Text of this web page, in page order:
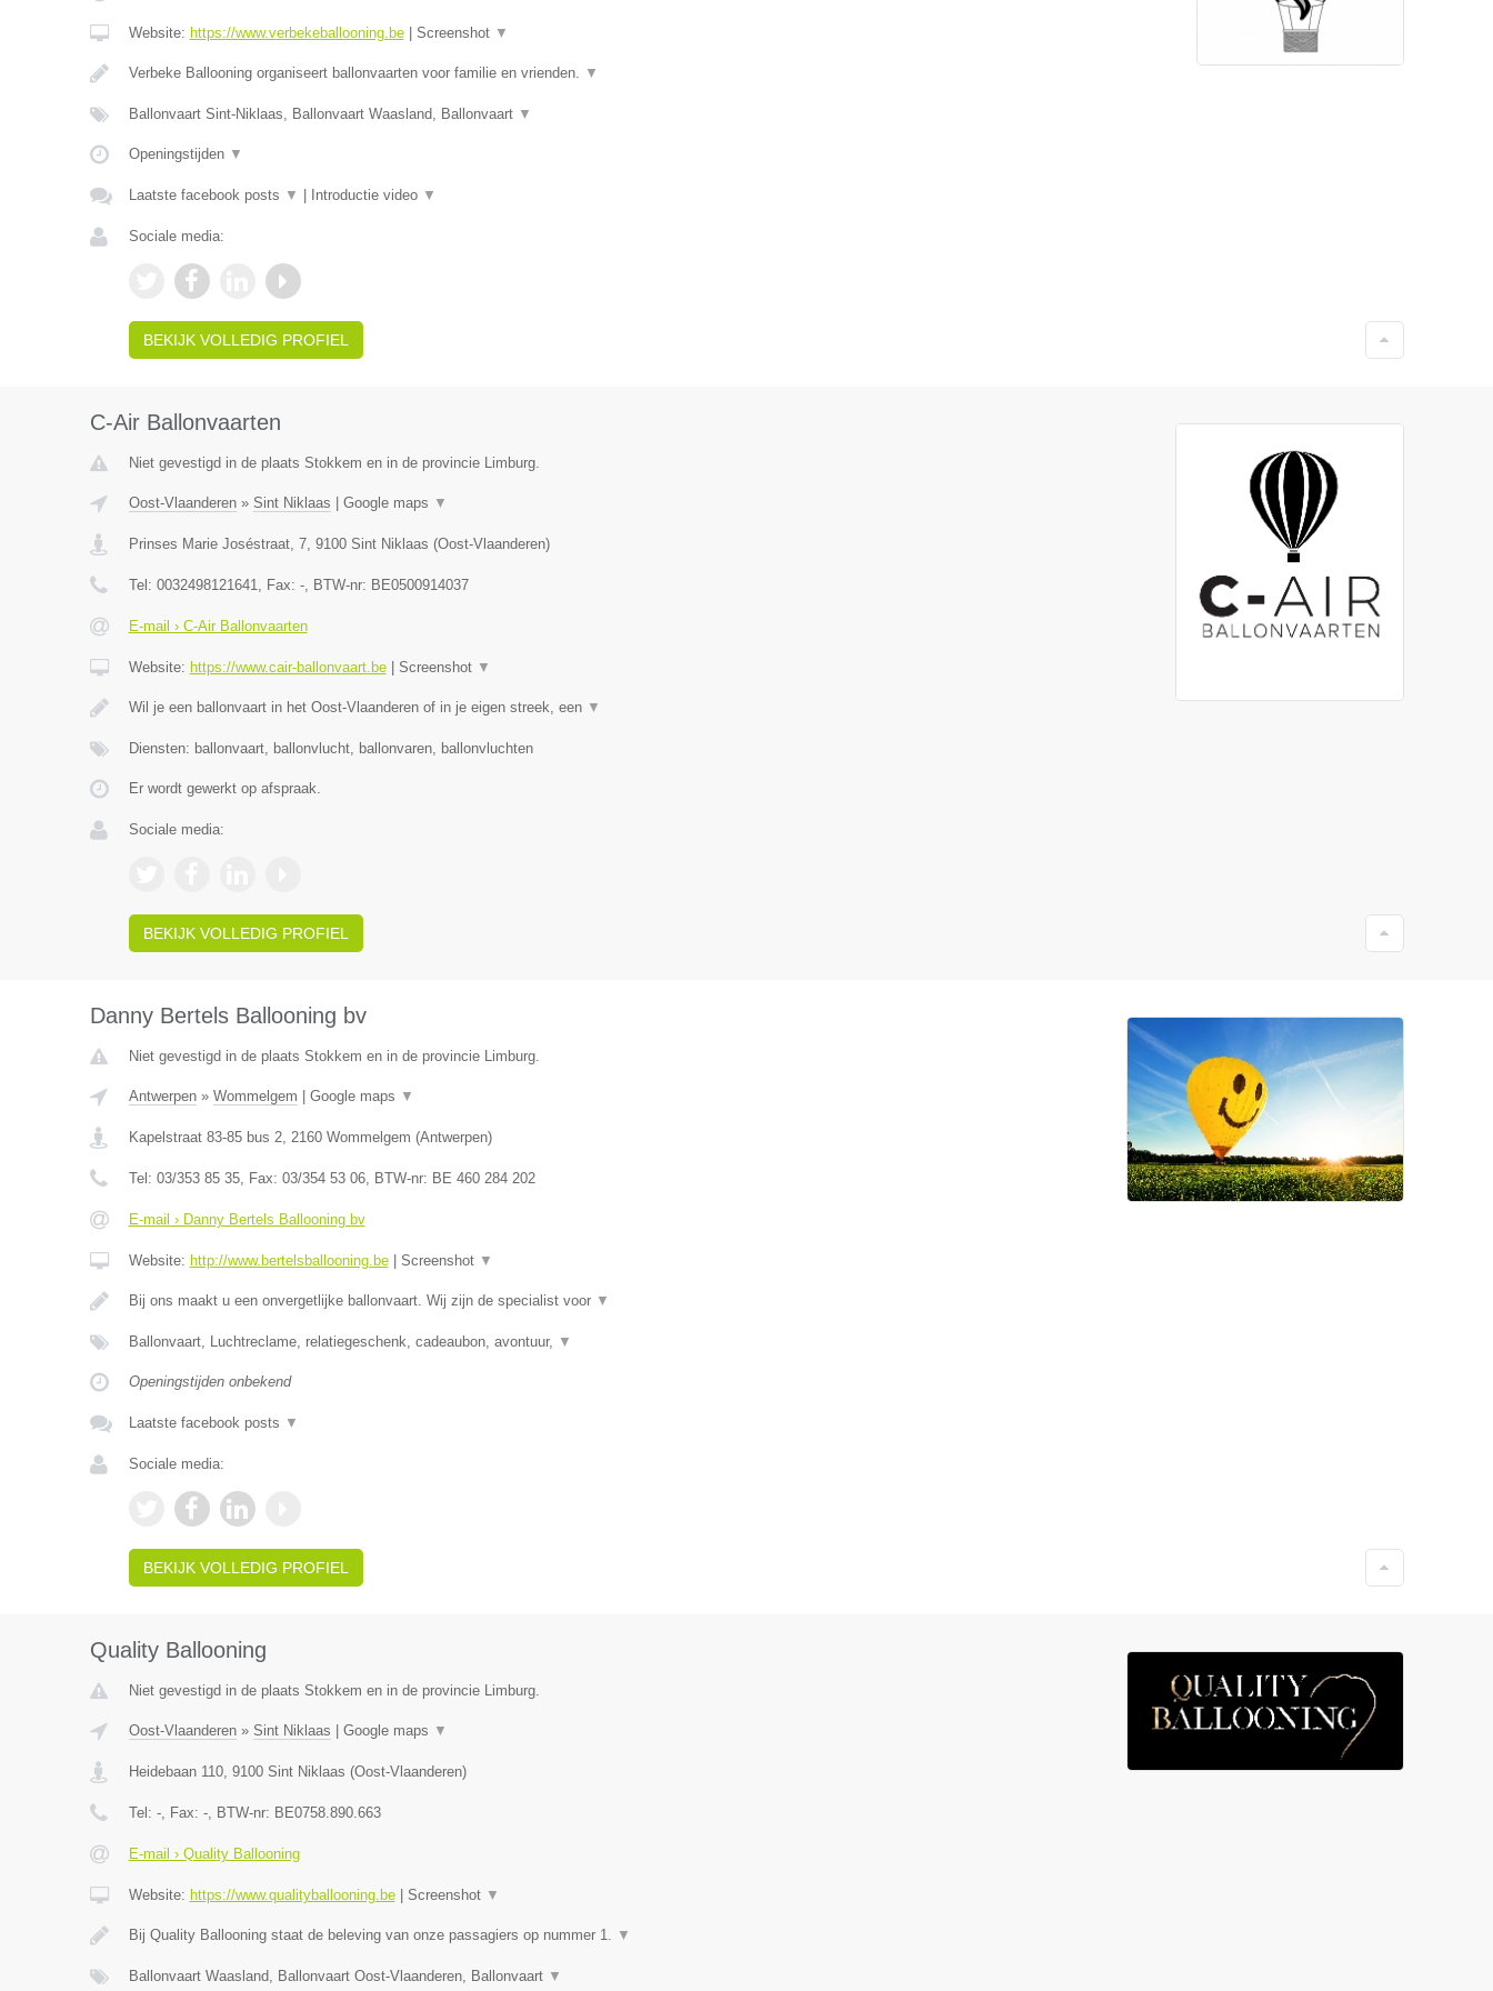
Website: https://www.verbekeballooning.be| Screenshot ▼
Verbeke Ballooning organiseert ballonvaarten voor familie en vrienden. ▼
Ballonvaart Sint-Niklaas, Ballonvaart Waasland, Ballonvaart ▼
Openingstijden ▼
Laatste facebook posts ▼ Introductie video ▼
Sociale media:
BEKIJK VOLLEDIG PROFIEL
C-Air Ballonvaarten
Niet gevestigd in de plaats Stokkem en in de provincie Limburg.
Oost-Vlaanderen» Sint Niklaas Google maps ▼
Prinses Marie Joséstraat, 7, 9100 Sint Niklaas (Oost-Vlaanderen)
Tel: 0032498121641, Fax: -, BTW-nr: BE0500914037
E-mail › C-Air Ballonvaarten
Website: https://www.cair-ballonvaart.be| Screenshot ▼
Wil je een ballonvaart in het Oost-Vlaanderen of in je eigen streek, een ▼
Diensten: ballonvaart, ballonvlucht, ballonvaren, ballonvluchten
Er wordt gewerkt op afspraak.
Sociale media:
BEKIJK VOLLEDIG PROFIEL
Danny Bertels Ballooning bv
Niet gevestigd in de plaats Stokkem en in de provincie Limburg.
Antwerpen» Wommelgem Google maps ▼
Kapelstraat 83-85 bus 2, 2160 Wommelgem (Antwerpen)
Tel: 03/353 85 35, Fax: 03/354 53 06, BTW-nr: BE 460 284 202
E-mail › Danny Bertels Ballooning bv
Website: http://www.bertelsballooning.be| Screenshot ▼
Bij ons maakt u een onvergetlijke ballonvaart. Wij zijn de specialist voor ▼
Ballonvaart, Luchtreclame, relatiegeschenk, cadeaubon, avontuur, ▼
Openingstijden onbekend
Laatste facebook posts ▼
Sociale media:
BEKIJK VOLLEDIG PROFIEL
Quality Ballooning
Niet gevestigd in de plaats Stokkem en in de provincie Limburg.
Oost-Vlaanderen» Sint Niklaas Google maps ▼
Heidebaan 110, 9100 Sint Niklaas (Oost-Vlaanderen)
Tel: -, Fax: -, BTW-nr: BE0758.890.663
E-mail › Quality Ballooning
Website: https://www.qualityballooning.be| Screenshot ▼
Bij Quality Ballooning staat de beleving van onze passagiers op nummer 1. ▼
Ballonvaart Waasland, Ballonvaart Oost-Vlaanderen, Ballonvaart ▼